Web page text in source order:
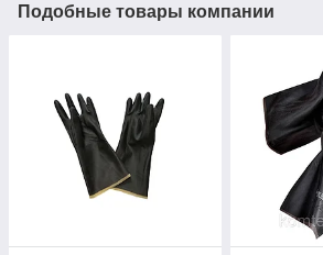
Подобные товары компании